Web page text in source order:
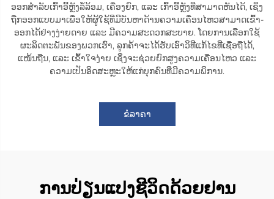
ອອກສຳລັບເກົ້າອີ້ຫຼັງລໍ້ລ້ອມ, ເຄື່ອງຍົກ, ແລະ ເກົ້າອີ້ຫຼັງທີ່ສາມາດຫັນໄດ້, ເຊິ່ງ
ຖືກອອກແບບມາເພື່ອໃຫ້ຜູ້ໃຊ້ທີ່ມີບັນຫາດ້ານຄວາມເຄື່ອນໄຫວສາມາດເຂົ້າ-
ອອກໄດ້ຢ່າງງ່າຍດາຍ ແລະ ມີຄວາມສະດວກສະບາຍ. ໂດຍການເລືອກໃຊ້
ຜະລິດຕະພັນຂອງພວກເຮົາ, ລູກຄ້າຈະໄດ້ຮັບເອົາວິທີແກ້ໄຂທີ່ເຊື່ອຖືໄດ້,
ແໜ້ນຖືນ, ແລະ ເຂົ້າໃຈງ່າຍ ເຊິ່ງຈະຊ່ວຍຍົກສູງຄວາມເຄື່ອນໄຫວ ແລະ
ຄວາມເປັນອິດສະຫຼະໃຫ້ແກ່ບຸກຄົນທີ່ມີຄວາມພິການ.
ຂໍລາຄາ
ການປ່ຽນແປງຊີວິດດ້ວຍຢານ